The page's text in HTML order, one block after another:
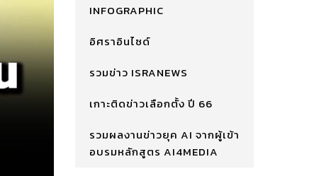
INFOGRAPHIC
อิศราอินไซด์
รวมข่าว ISRANEWS
เกาะติดข่าวเลือกตั้ง ปี 66
รวมผลงานข่าวยุค AI จากผู้เข้า
อบรมหลักสูตร AI4MEDIA